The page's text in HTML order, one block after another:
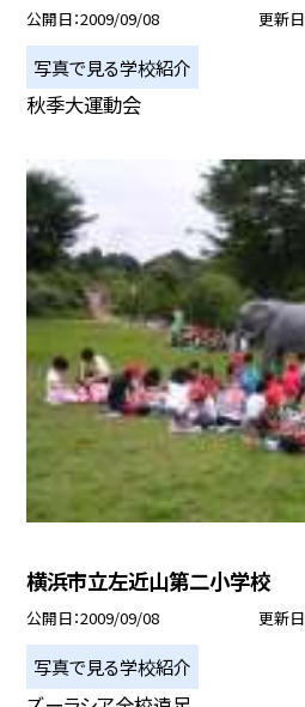
公開日 2009/09/08 更新日
写真で見る学校紹介
秋季大運動会
横浜市立左近山第二小学校
公開日 2009/09/08 更新日
写真で見る学校紹介